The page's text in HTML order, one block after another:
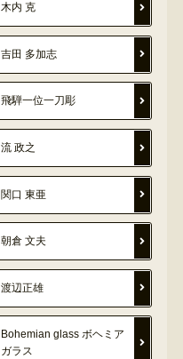
木内 克
吉田 多加志
飛騨一位一刀彫
流 政之
関口 東亜
朝倉 文夫
渡辺正雄
Bohemian glass ボヘミア
ガラス